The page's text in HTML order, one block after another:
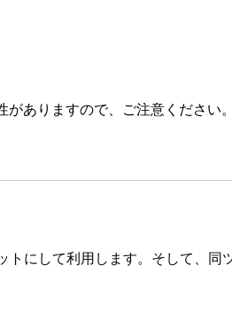
ありますので、ご注意ください。
にして利用します。そして、